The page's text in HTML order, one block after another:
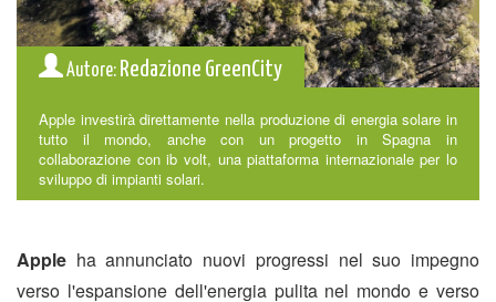
Autore: Redazione GreenCity
Apple investirà direttamente nella produzione di energia solare in
tutto il mondo, anche con un progetto in Spagna in
collaborazione con ib volt, una piattaforma internazionale per lo
sviluppo di impianti solari.
Apple ha annunciato nuovi progressi nel suo impegno
verso l'espansione dell'energia pulita nel mondo e verso